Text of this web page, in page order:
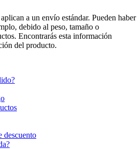
a un envío estándar. Pueden haber
debido al peso, tamaño o
Encontrarás esta información
del producto.
descuento